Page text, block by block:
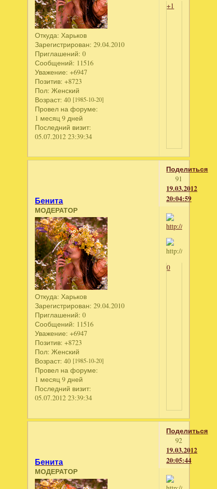
Откуда: Харьков
Зарегистрирован: 29.04.2010
Приглашений: 0
Сообщений: 11516
Уважение: +6947
Позитив: +8723
Пол: Женский
Возраст: 40 [1985-10-20]
Провел на форуме:
1 месяц 9 дней
Последний визит:
05.07.2012 23:39:34
+1
Поделиться
91
19.03.2012
20:04:59
Бенита
МОДЕРАТОР
Откуда: Харьков
Зарегистрирован: 29.04.2010
Приглашений: 0
Сообщений: 11516
Уважение: +6947
Позитив: +8723
Пол: Женский
Возраст: 40 [1985-10-20]
Провел на форуме:
1 месяц 9 дней
Последний визит:
05.07.2012 23:39:34
0
Поделиться
92
19.03.2012
20:05:44
Бенита
МОДЕРАТОР